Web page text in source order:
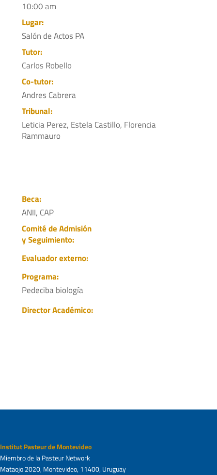
10:00 am
Lugar:
Salón de Actos PA
Tutor:
Carlos Robello
Co-tutor:
Andres Cabrera
Tribunal:
Leticia Perez, Estela Castillo, Florencia
Rammauro
Beca:
ANII, CAP
Comité de Admisión
y Seguimiento:
Evaluador externo:
Programa:
Pedeciba biología
Director Académico:
Institut Pasteur de Montevideo
Miembro de la Pasteur Network
Mataojo 2020, Montevideo, 11400, Uruguay